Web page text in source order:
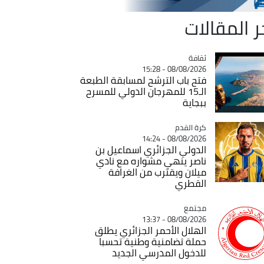
المقالات
Catégorie
ثقافة
08/08/2026 - 15:28
فتح باب الترشح لمسابقة الطبعة
الـ15 للمهرجان الدولي للمسرح
ببجاية
Catégorie
كرة القدم
08/08/2026 - 14:24
الدولي الجزائري اسماعيل بن
ناصر ينهي مشواره مع نادي
ميلان ويقترب من الغرافة
القطري
Catégorie
مجتمع
08/08/2026 - 13:37
الهلال الأحمر الجزائري يطلق
حملة تضامنية وطنية تحسبا
للدخول المدرسي الجديد